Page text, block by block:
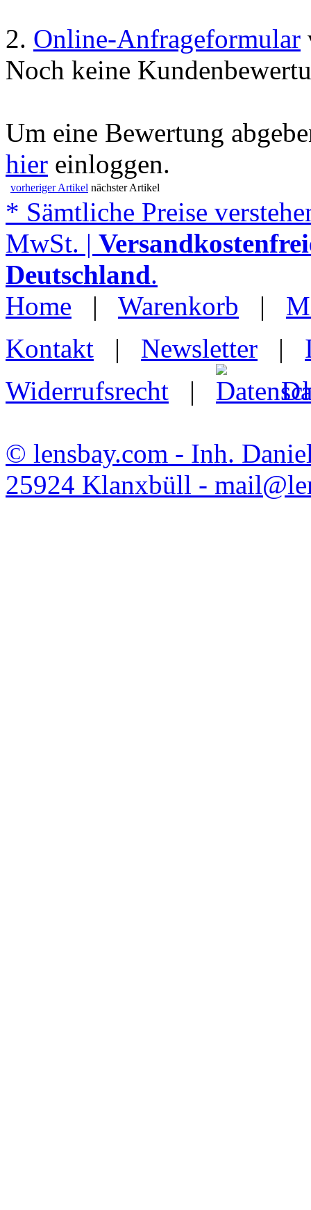
2. Online-Anfrageformular
Noch keine
Um eine Bewertung
hier einloggen.
vorheriger Artikel nächster Artikel
* Sämtliche Preise
MwSt. |
Deutschland.
Home | Warenkorb |
Kontakt | Newsletter |
Widerrufsrecht |
© lensbay.com - Inh.
25924 Klanxbüll -